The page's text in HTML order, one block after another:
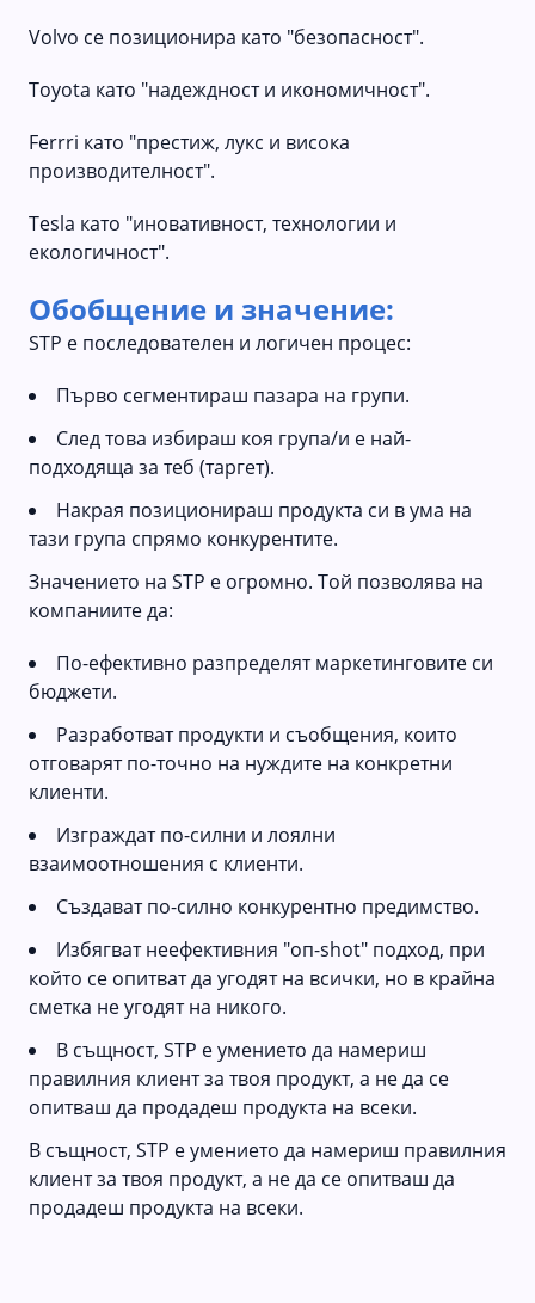
Volvo се позиционира като "безопасност".
Toyota като "надеждност и икономичност".
Ferrri като "престиж, лукс и висока
производителност".
Tesla като "иновативност, технологии и
екологичност".
Обобщение и значение:
STP е последователен и логичен процес:
Първо сегментираш пазара на групи.
След това избираш коя група/и е най-
подходяща за теб (таргет).
Накрая позиционираш продукта си в ума на
тази група спрямо конкурентите.
Значението на STP е огромно. Той позволява на
компаниите да:
По-ефективно разпределят маркетинговите си
бюджети.
Разработват продукти и съобщения, които
отговарят по-точно на нуждите на конкретни
клиенти.
Изграждат по-силни и лоялни
взаимоотношения с клиенти.
Създават по-силно конкурентно предимство.
Избягват неефективния "оп-shot" подход, при
който се опитват да угодят на всички, но в крайна
сметка не угодят на никого.
В същност, STP е умението да намериш
правилния клиент за твоя продукт, а не да се
опитваш да продадеш продукта на всеки.
В същност, STP е умението да намериш правилния
клиент за твоя продукт, а не да се опитваш да
продадеш продукта на всеки.